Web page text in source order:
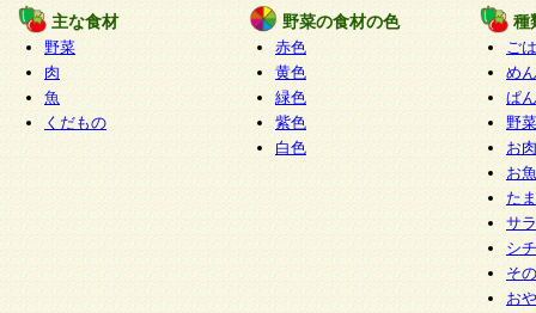
主な食材
野菜
肉
魚
くだもの
野菜の食材の色
赤色
黄色
緑色
紫色
白色
種
ご
めん
ぱん
野
お
お
た
サ
シ
そ
お